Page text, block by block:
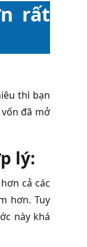
rất
thì bạn
đã mở
lý:
cả các
hơn. Tuy
này khá